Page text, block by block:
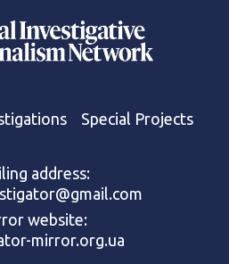
Special Projects
address:
website:
mirror.org.ua